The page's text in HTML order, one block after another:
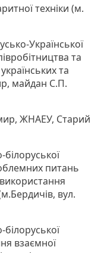
техніки (м.
Української
та
та
майдан С.П.
ЖНАЕУ, Старий
білоруської
питань
вул.
білоруської
взаємної